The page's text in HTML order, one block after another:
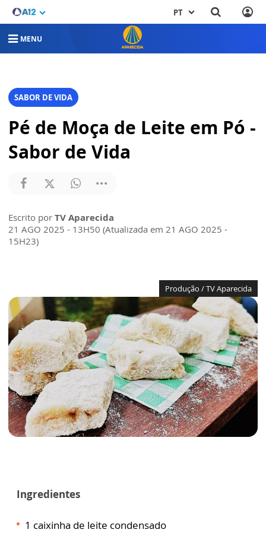
PT
MENU
SABOR DE VIDA
Pé de Moça de Leite em Pó -
Sabor de Vida
Escrito por TV Aparecida
21 AGO 2025 - 13H50 (Atualizada em 21 AGO 2025 -
15H23)
Produção / TV Aparecida
Ingredientes
1 caixinha de leite condensado